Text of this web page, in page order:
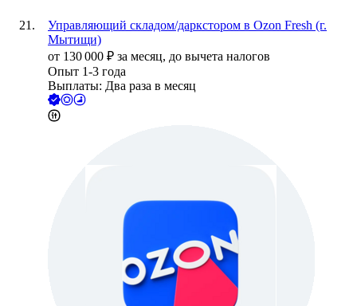
Управляющий складом/даркстором в Ozon Fresh (г.
Мытищи)
от 130 000 ₽ за месяц, до вычета налогов
Опыт 1-3 года
Выплаты: Два раза в месяц